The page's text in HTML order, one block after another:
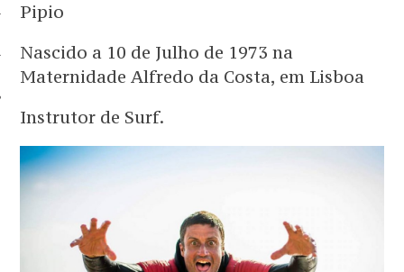
Pipio
Nascido a 10 de Julho de 1973 na
Maternidade Alfredo da Costa, em Lisboa
Instrutor de Surf.